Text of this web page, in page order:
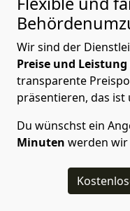
Wir sind der
Preise und Leistung
transparente
präsentieren, das
Du wünschst ein
Minuten werden wir